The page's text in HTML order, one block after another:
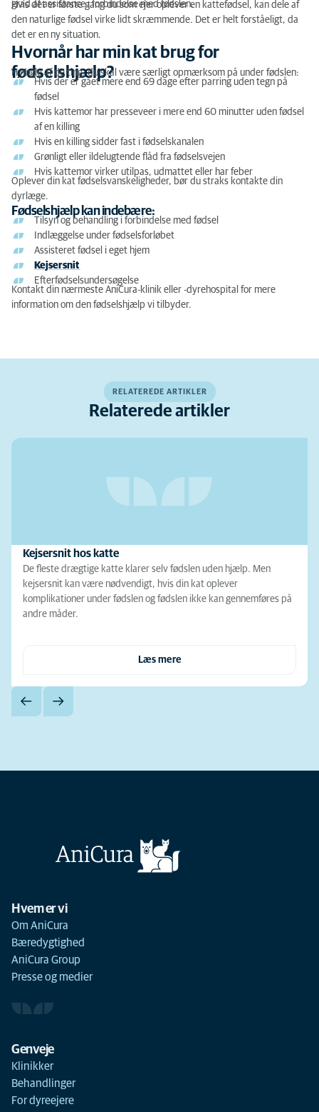
grad af assistance i forbindelse med fødslen.
Hvis det er første gang du som ejer oplever en kattefødsel, kan dele af
den naturlige fødsel virke lidt skræmmende. Det er helt forståeligt, da
det er en ny situation.
Hvornår har min kat brug for
fødselshjælp?
H nogle af de ting, du skal være særligt opmærksom på under fødslen:
Hvis der er gået mere end 69 dage efter parring uden tegn på
fødsel
Hvis kattemor har presseveer i mere end 60 minutter uden fødsel
af en killing
Hvis en killing sidder fast i fødselskanalen
Grønligt eller ildelugtende flåd fra fødselsvejen
Hvis kattemor virker utilpas, udmattet eller har feber
Oplever din kat fødselsvanskeligheder, bør du straks kontakte din
dyrlæge.
Fødselshjælp kan indebære:
Tilsyn og behandling i forbindelse med fødsel
Indlæggelse under fødselsforløbet
Assisteret fødsel i eget hjem
Kejsersnit
Efterfødselsundersøgelse
Kontakt din nærmeste AniCura-klinik eller -dyrehospital for mere
information om den fødselshjælp vi tilbyder.
RELATEREDE ARTIKLER
Relaterede artikler
Kejsersnit hos katte
De fleste drægtige katte klarer selv fødslen uden hjælp. Men
kejsersnit kan være nødvendigt, hvis din kat oplever
komplikationer under fødslen og fødslen ikke kan gennemføres på
andre måder.
Læs mere
Hvem er vi
Om AniCura
Bæredygtighed
AniCura Group
Presse og medier
Genveje
Klinikker
Behandlinger
For dyreejere